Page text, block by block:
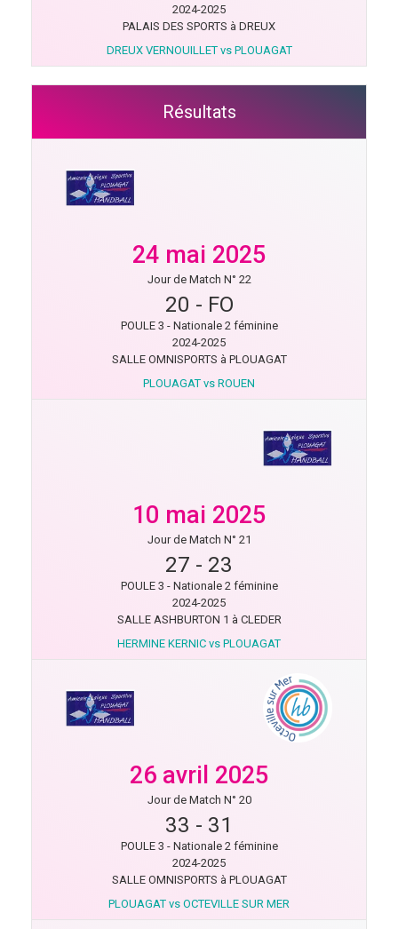
2024-2025
PALAIS DES SPORTS à DREUX
DREUX VERNOUILLET vs PLOUAGAT
Résultats
24 mai 2025
Jour de Match N° 22
20 - FO
POULE 3 - Nationale 2 féminine
2024-2025
SALLE OMNISPORTS à PLOUAGAT
PLOUAGAT vs ROUEN
10 mai 2025
Jour de Match N° 21
27 - 23
POULE 3 - Nationale 2 féminine
2024-2025
SALLE ASHBURTON 1 à CLEDER
HERMINE KERNIC vs PLOUAGAT
26 avril 2025
Jour de Match N° 20
33 - 31
POULE 3 - Nationale 2 féminine
2024-2025
SALLE OMNISPORTS à PLOUAGAT
PLOUAGAT vs OCTEVILLE SUR MER